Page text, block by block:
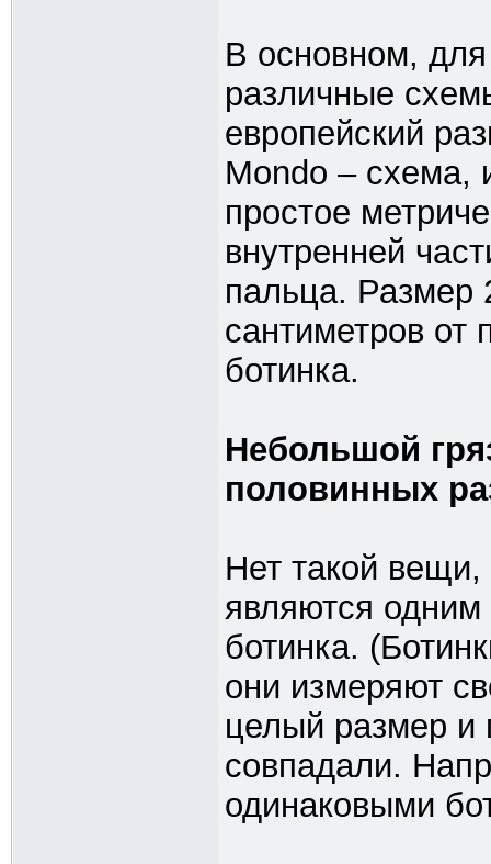
В основном, для
различные
европейский
Mondo – схема,
простое
внутренней
пальца. Размер
сантиметров от
ботинка.
Небольшой
половинных
Нет такой
являются
ботинка.
они измеряют
целый размер и
совпадали.
одинаковыми